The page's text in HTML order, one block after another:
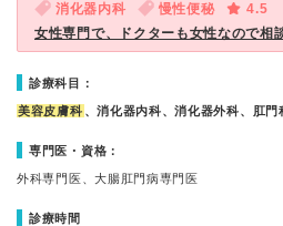
消化器内科 慢性便秘
4.5
女性専門で、ドクターも女性なので相
診療科目：
美容皮膚科 、消化器内科、消化器外科、肛門
専門医・資格：
外科専門医、大腸肛門病専門医
診療時間